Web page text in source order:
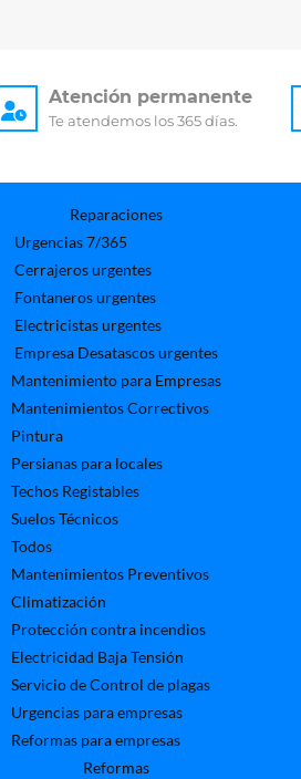
Atención permanente
Te atendemos los 365 días.
Reparaciones
Urgencias 7/365
Cerrajeros urgentes
Fontaneros urgentes
Electricistas urgentes
Empresa Desatascos urgentes
Mantenimiento para Empresas​
Mantenimientos Correctivos
Pintura
Persianas para locales
Techos Registables
Suelos Técnicos
Todos
Mantenimientos Preventivos
Climatización
Protección contra incendios
Electricidad Baja Tensión
Servicio de Control de plagas
Urgencias para empresas
Reformas para empresas
Reformas